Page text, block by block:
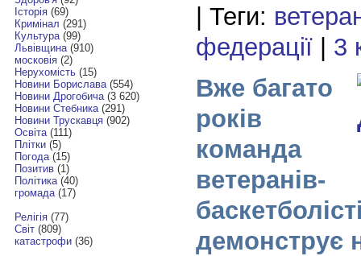
Історія(69)
Кримінал (291)
Культура(99)
Львівщина(910)
московія(2)
Нерухомість(15)
Новини Борислава(554)
Новини Дрогобича(3 620)
Новини Стебника(291)
Новини Трускавця(902)
Освіта(111)
Плітки(5)
Погода(15)
Позитив(1)
Політика(40)
громада(17)
Релігія(77)
Світ(809)
катастрофи(36)
| Теги:
федерації| 3
Вже багато
років
команда
ветеранів-
демонструє